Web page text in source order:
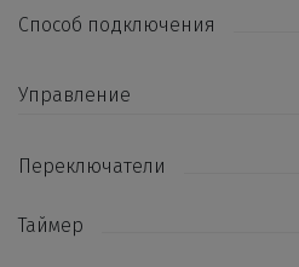
Способ подключения
Управление
Переключатели
Таймер